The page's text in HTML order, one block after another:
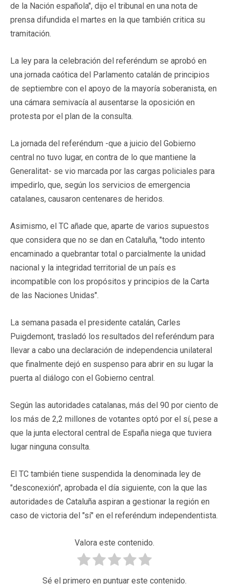
de la Nación española", dijo el tribunal en una nota de
prensa difundida el martes en la que también critica su
tramitación.
La ley para la celebración del referéndum se aprobó en
una jornada caótica del Parlamento catalán de principios
de septiembre con el apoyo de la mayoría soberanista, en
una cámara semivacía al ausentarse la oposición en
protesta por el plan de la consulta.
La jornada del referéndum -que a juicio del Gobierno
central no tuvo lugar, en contra de lo que mantiene la
Generalitat- se vio marcada por las cargas policiales para
impedirlo, que, según los servicios de emergencia
catalanes, causaron centenares de heridos.
Asimismo, el TC añade que, aparte de varios supuestos
que considera que no se dan en Cataluña, "todo intento
encaminado a quebrantar total o parcialmente la unidad
nacional y la integridad territorial de un país es
incompatible con los propósitos y principios de la Carta
de las Naciones Unidas".
La semana pasada el presidente catalán, Carles
Puigdemont, trasladó los resultados del referéndum para
llevar a cabo una declaración de independencia unilateral
que finalmente dejó en suspenso para abrir en su lugar la
puerta al diálogo con el Gobierno central.
Según las autoridades catalanas, más del 90 por ciento de
los más de 2,2 millones de votantes optó por el sí, pese a
que la junta electoral central de España niega que tuviera
lugar ninguna consulta.
El TC también tiene suspendida la denominada ley de
"desconexión", aprobada el día siguiente, con la que las
autoridades de Cataluña aspiran a gestionar la región en
caso de victoria del "sí" en el referéndum independentista.
Valora este contenido.
Sé el primero en puntuar este contenido.